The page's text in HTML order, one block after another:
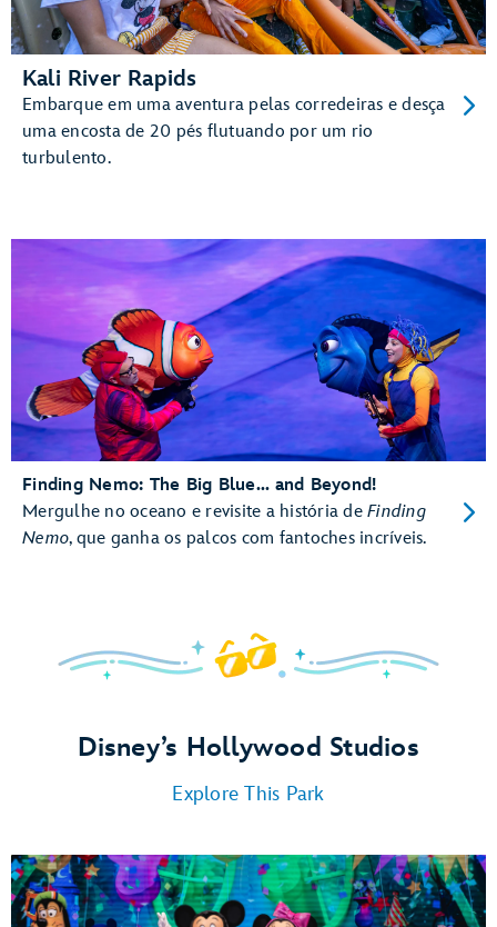
Kali River Rapids
Embarque em uma aventura pelas corredeiras e desça
uma encosta de 20 pés flutuando por um rio
turbulento.
Finding Nemo: The Big Blue... and Beyond!
Mergulhe no oceano e revisite a história de Finding
Nemo, que ganha os palcos com fantoches incríveis.
Disney’s Hollywood Studios
Explore This Park